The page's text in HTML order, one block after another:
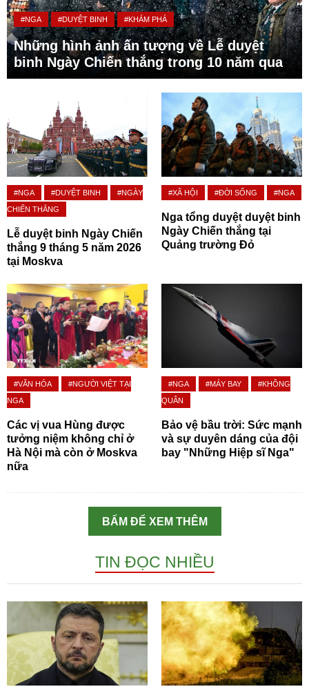
#NGA #DUYỆT BINH #KHÁM PHÁ
Những hình ảnh ấn tượng về Lễ duyệt
binh Ngày Chiến thắng trong 10 năm qua
#NGA #DUYỆT BINH
#NGÀY
CHIẾN THẮNG
Lễ duyệt binh Ngày Chiến
thắng 9 tháng 5 năm 2026
tại Moskva
#XÃ HỘI #ĐỜI SỐNG #NGA
Nga tổng duyệt duyệt binh
Ngày Chiến thắng tại
Quảng trường Đỏ
#VĂN HÓA
#NGƯỜI VIỆT TẠI
NGA
Các vị vua Hùng được
tưởng niệm không chỉ ở
Hà Nội mà còn ở Moskva
nữa
#NGA #MÁY BAY
#KHÔNG
QUÂN
Bảo vệ bầu trời: Sức mạnh
và sự duyên dáng của đội
bay "Những Hiệp sĩ Nga"
BẤM ĐỂ XEM THÊM
TIN ĐỌC NHIỀU